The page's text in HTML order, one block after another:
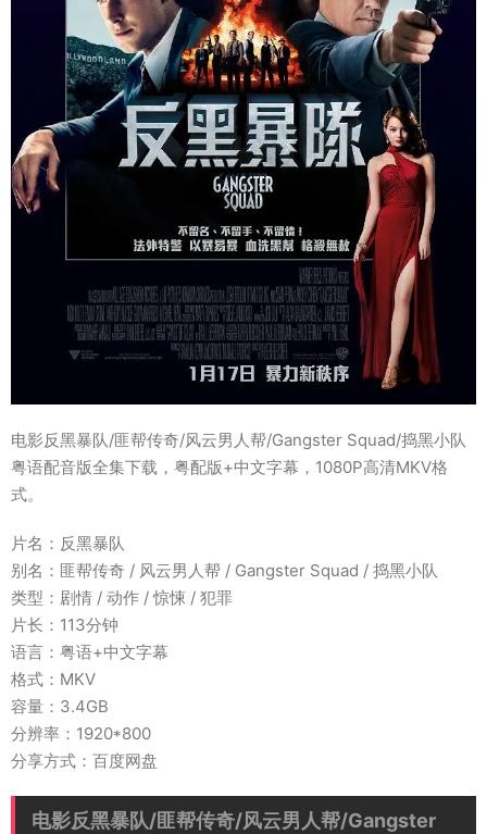
电影反黑暴队/匪帮传奇/风云男人帮/Gangster Squad/捣黑小队
粤语配音版全集下载，粤配版+中文字幕，1080P高清MKV格
式。
片名：反黑暴队
别名：匪帮传奇 / 风云男人帮 / Gangster Squad / 捣黑小队
类型：剧情 / 动作 / 惊悚 / 犯罪
片长：113分钟
语言：粤语+中文字幕
格式：MKV
容量：3.4GB
分辨率：1920*800
分享方式：百度网盘
电影反黑暴队/匪帮传奇/风云男人帮/Gangster